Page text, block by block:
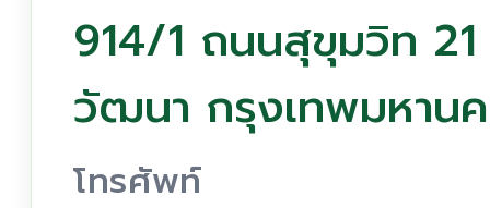
914/1 ถนนสุขุมวิท
วัฒนา กรุงเทพมหานค
โทรศัพท์